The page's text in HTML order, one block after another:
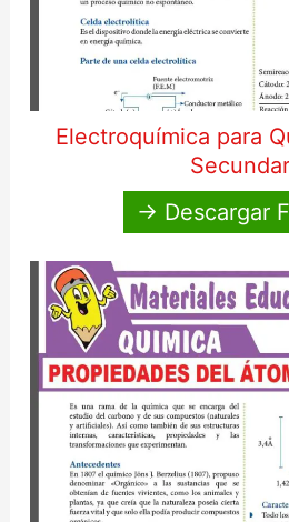
Electroquímica para
→ Descargar